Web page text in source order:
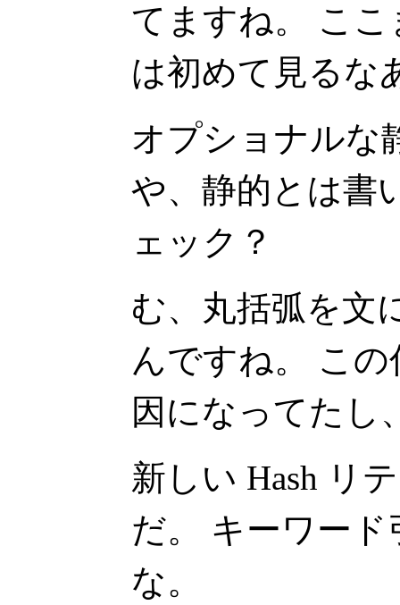
てますね。 こ
は初めて見るな
オプショナルな
や、静的とは書
ェック？
む、丸括弧を文
んですね。 こ
因になってたし
新しい Hash リ
だ。 キーワー
な。